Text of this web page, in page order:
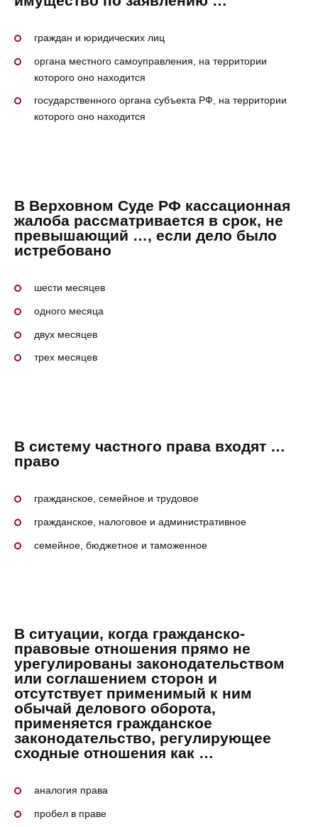
граждан и юридических лиц
органа местного самоуправления, на территории
которого оно находится
государственного органа субъекта РФ, на территории
которого оно находится
В Верховном Суде РФ кассационная
жалоба рассматривается в срок, не
превышающий …, если дело было
истребовано
шести месяцев
одного месяца
двух месяцев
трех месяцев
В систему частного права входят …
право
гражданское, семейное и трудовое
гражданское, налоговое и административное
семейное, бюджетное и таможенное
В ситуации, когда гражданско-
правовые отношения прямо не
урегулированы законодательством
или соглашением сторон и
отсутствует применимый к ним
обычай делового оборота,
применяется гражданское
законодательство, регулирующее
сходные отношения как …
аналогия права
пробел в праве